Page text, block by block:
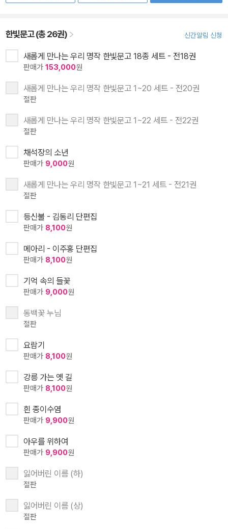
한빛문고 (총 26권) 신간알림 신청
새롭게 만나는 우리 명작 한빛문고 18종 세트 - 전18권
판매가 153,000원
새롭게 만나는 우리 명작 한빛문고 1~20 세트 - 전20권
절판
새롭게 만나는 우리 명작 한빛문고 1~22 세트 - 전22권
절판
채석장의 소년
판매가 9,000원
새롭게 만나는 우리 명작 한빛문고 1~21 세트 - 전21권
절판
등신불 - 김동리 단편집
판매가 8,100원
메아리 - 이주홍 단편집
판매가 8,100원
기억 속의 들꽃
판매가 9,000원
동백꽃 누님
절판
요람기
판매가 8,100원
강릉 가는 옛 길
판매가 8,100원
흰 종이수염
판매가 9,900원
아우를 위하여
판매가 9,900원
잃어버린 이름 (하)
절판
잃어버린 이름 (상)
절판